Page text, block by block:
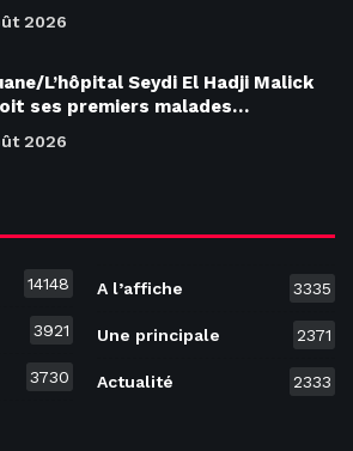
2026
L’hôpital Seydi El Hadji Malick
ses premiers malades…
2026
14148
3921
3730
A l’affiche 3335
Une principale 2371
Actualité 2333